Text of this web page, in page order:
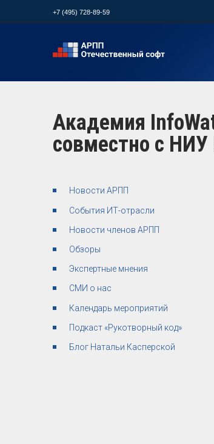
+7 (495) 728-89-59
Академия
совместно с
Новости АРПП
События ИТ-отрасли
Новости членов АРПП
Обзоры
Экспертные мнения
СМИ о нас
Календарь мероприятий
Подкаст «Рукотворный код»
Блог Натальи Касперской